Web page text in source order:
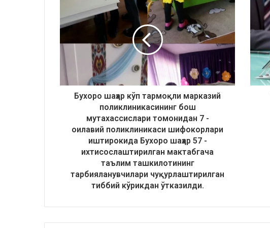
Бухоро шаҳар кўп тармоқли марказий
поликлиникасининг бош
мутахассислари томонидан 7 -
оилавий поликлиникаси шифокорлари
иштирокида Бухоро шаҳар 57 -
ихтисослаштирилган мактабгача
таълим ташкилотининг
тарбияланувчилари чуқурлаштирилган
тиббий кўрикдан ўтказилди.